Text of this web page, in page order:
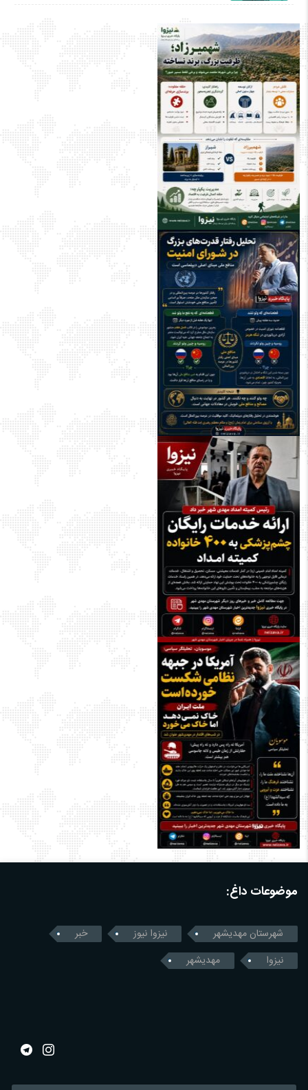
موضوعات داغ:
شهرستان مهدیشهر نیزوا نیوز
خبر
نیزوا
مهدیشهر